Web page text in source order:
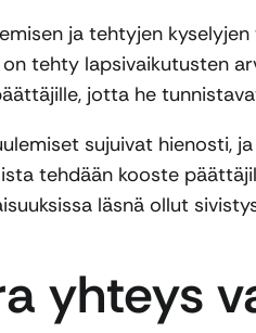
ja tehtyjen
tehty lapsivaikutusten
jotta he
sujuivat hienosti,
tehdään kooste
läsnä ollut
yhteys